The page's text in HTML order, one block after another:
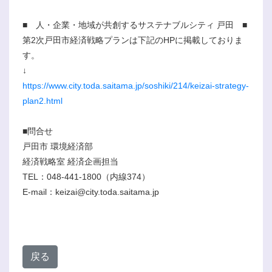
■ 人・企業・地域が共創するサステナブルシティ 戸田 ■
第2次戸田市経済戦略プランは下記のHPに掲載しておりま
す。
↓
https://www.city.toda.saitama.jp/soshiki/214/keizai-strategy-
plan2.html
■問合せ
戸田市 環境経済部
経済戦略室 経済企画担当
TEL：048-441-1800（内線374）
E-mail：keizai@city.toda.saitama.jp
戻る